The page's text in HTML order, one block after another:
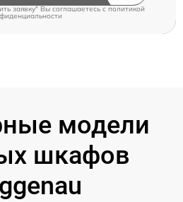
заявку" Вы соглашаетесь c политикой
модели
шкафов